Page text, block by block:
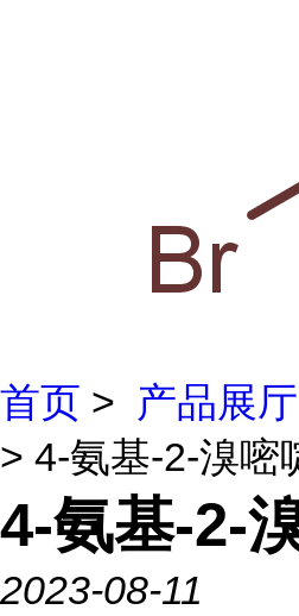
首页 > 产品展厅
> 4-氨基-2-溴嘧
4-氨基-2-
2023-08-11